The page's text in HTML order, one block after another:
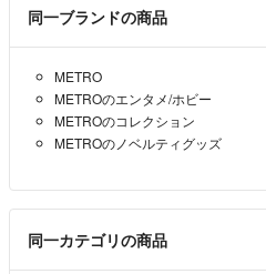
同一ブランドの商品
METRO
METROのエンタメ/ホビー
METROのコレクション
METROのノベルティグッズ
同一カテゴリの商品